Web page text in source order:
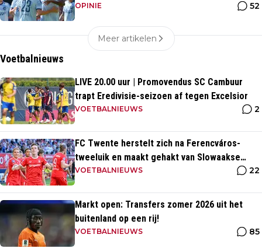
OPINIE 52
Meer artikelen
Voetbalnieuws
LIVE 20.00 uur | Promovendus SC Cambuur
trapt Eredivisie-seizoen af tegen Excelsior
VOETBALNIEUWS 2
FC Twente herstelt zich na Ferencváros-
tweeluik en maakt gehakt van Slowaakse
opponent
VOETBALNIEUWS 22
Markt open: Transfers zomer 2026 uit het
buitenland op een rij!
VOETBALNIEUWS 85